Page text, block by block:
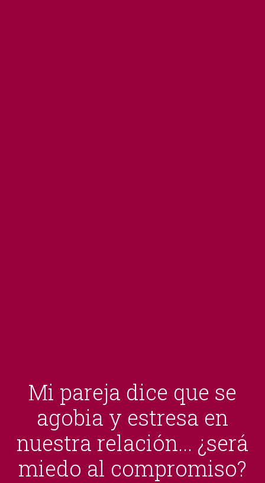
Mi pareja dice que se
agobia y estresa en
nuestra relación... ¿será
miedo al compromiso?